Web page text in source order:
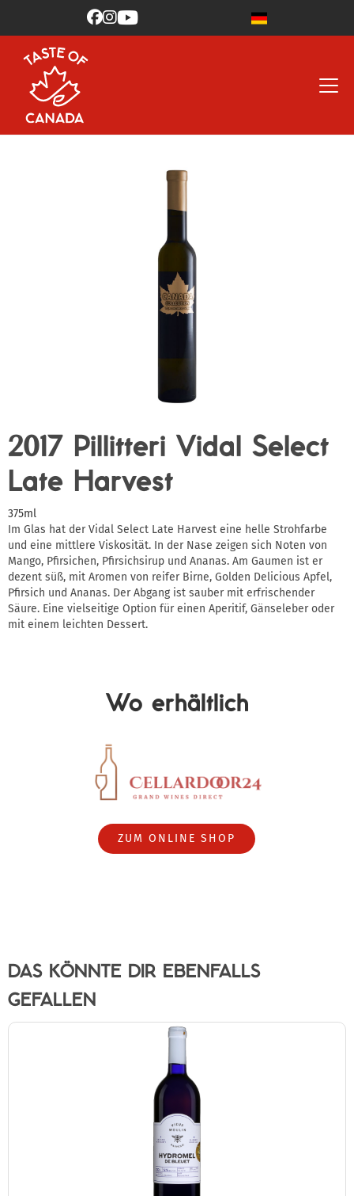

2017 Pillitteri Vidal Select
Late Harvest
375ml
Im Glas hat der Vidal Select Late Harvest eine helle Strohfarbe
und eine mittlere Viskosität. In der Nase zeigen sich Noten von
Mango, Pfirsichen, Pfirsichsirup und Ananas. Am Gaumen ist er
dezent süß, mit Aromen von reifer Birne, Golden Delicious Apfel,
Pfirsich und Ananas. Der Abgang ist sauber mit erfrischender
Säure. Eine vielseitige Option für einen Aperitif, Gänseleber oder
mit einem leichten Dessert.
Wo erhältlich
ZUM ONLINE SHOP
DAS KÖNNTE DIR EBENFALLS
GEFALLEN